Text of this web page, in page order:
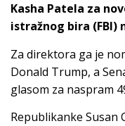
Kasha Patela za
istražnog bira (FBI)
Za direktora ga je
Donald Trump, a
glasom za naspram
Republikanke Susan